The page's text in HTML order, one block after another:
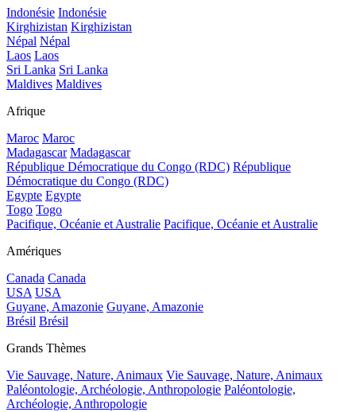
Indonésie Indonésie
Kirghizistan Kirghizistan
Népal Népal
Laos Laos
Sri Lanka Sri Lanka
Maldives Maldives
Afrique
Maroc Maroc
Madagascar Madagascar
République Démocratique du Congo (RDC) République
Démocratique du Congo (RDC)
Egypte Egypte
Togo Togo
Pacifique, Océanie et Australie Pacifique, Océanie et Australie
Amériques
Canada Canada
USA USA
Guyane, Amazonie Guyane, Amazonie
Brésil Brésil
Grands Thèmes
Vie Sauvage, Nature, Animaux Vie Sauvage, Nature, Animaux
Paléontologie, Archéologie, Anthropologie Paléontologie,
Archéologie, Anthropologie